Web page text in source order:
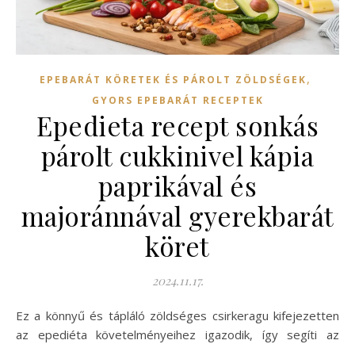
EPEBARÁT KÖRETEK ÉS PÁROLT ZÖLDSÉGEK,
GYORS EPEBARÁT RECEPTEK
Epedieta recept sonkás
párolt cukkinivel kápia
paprikával és
majoránnával gyerekbarát
köret
2024.11.17.
Ez a könnyű és tápláló zöldséges csirkeragu kifejezetten
az epediéta követelményeihez igazodik, így segíti az